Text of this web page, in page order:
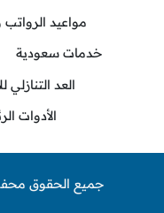
مواعيد الرواتب
خدمات سعودية
العد التنازلي
الأدوات
جميع الحقوق